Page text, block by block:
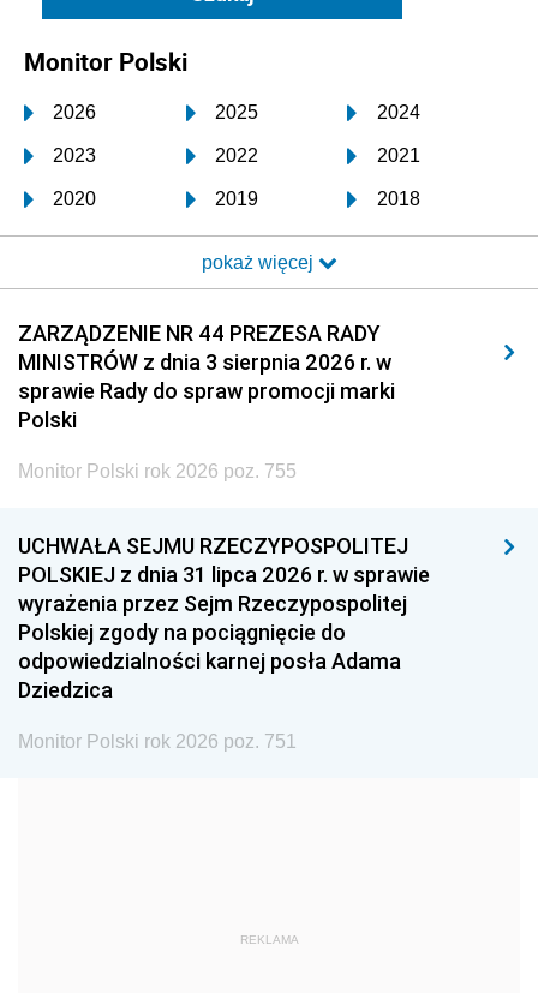
Monitor Polski
2026 2025 2024
2023 2022 2021
2020 2019 2018
2017 2016 2015
2014 2013 2012
2011 2010 2009
2008 2007 2006
2005
1996 1995 1994
1993 1992 1991
1990 1989
1987 1986 1985
1968
pokaż więcej
ZARZĄDZENIE NR 44 PREZESA RADY
MINISTRÓW z dnia 3 sierpnia 2026 r. w
sprawie Rady do spraw promocji marki
Polski
Monitor Polski rok 2026 poz. 755
UCHWAŁA SEJMU RZECZYPOSPOLITEJ
POLSKIEJ z dnia 31 lipca 2026 r. w sprawie
wyrażenia przez Sejm Rzeczypospolitej
Polskiej zgody na pociągnięcie do
odpowiedzialności karnej posła Adama
Dziedzica
Monitor Polski rok 2026 poz. 751
REKLAMA